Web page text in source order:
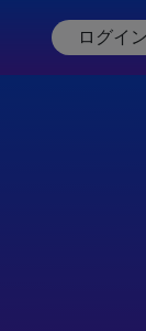
ログイン